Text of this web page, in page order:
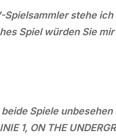
Spielsammler stehe
Spiel würden Sie
Spiele
1, ON THE